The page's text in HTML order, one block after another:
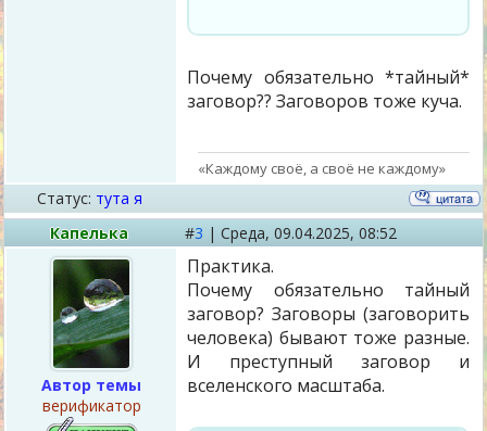
Почему обязательно *тайный*
заговор?? Заговоров тоже куча.
«Каждому своё, а своё не каждому»
Статус: тута я
Капелька
#3 | Среда, 09.04.2025, 08:52
Автор темы
верификатор
Практика.
Почему обязательно тайный
заговор? Заговоры (заговорить
человека) бывают тоже разные.
И преступный заговор и
вселенского масштаба.